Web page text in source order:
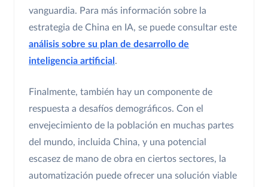
vanguardia. Para más información sobre la
estrategia de China en IA, se puede consultar este
análisis sobre su plan de desarrollo de
inteligencia artificial .
Finalmente, también hay un componente de
respuesta a desafíos demográficos. Con el
envejecimiento de la población en muchas partes
del mundo, incluida China, y una potencial
escasez de mano de obra en ciertos sectores, la
automatización puede ofrecer una solución viable